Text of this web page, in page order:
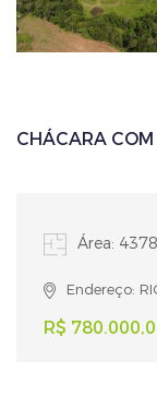
CHÁCARA
Área:
Endereço:
R$